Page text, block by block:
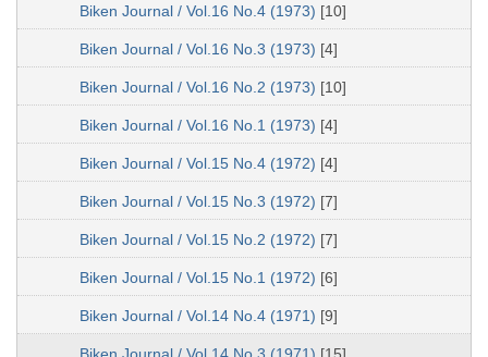
Biken Journal / Vol.16 No.4 (1973) [10]
Biken Journal / Vol.16 No.3 (1973) [4]
Biken Journal / Vol.16 No.2 (1973) [10]
Biken Journal / Vol.16 No.1 (1973) [4]
Biken Journal / Vol.15 No.4 (1972) [4]
Biken Journal / Vol.15 No.3 (1972) [7]
Biken Journal / Vol.15 No.2 (1972) [7]
Biken Journal / Vol.15 No.1 (1972) [6]
Biken Journal / Vol.14 No.4 (1971) [9]